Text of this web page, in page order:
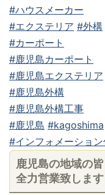
#ハウスメーカー
#エクステリア #外構
#カーポート
#鹿児島カーポート
#鹿児島エクステリア
#鹿児島外構
#鹿児島外構工事
#鹿児島 #kagoshima
#インフォメーショ
鹿児島の地域の
全力営業致します